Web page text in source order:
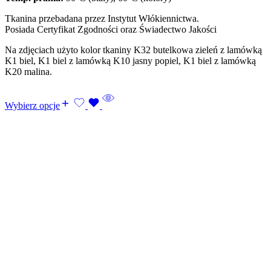
Tkanina przebadana przez Instytut Włókiennictwa.
Posiada Certyfikat Zgodności oraz Świadectwo Jakości
Na zdjęciach użyto kolor tkaniny K32 butelkowa zieleń z lamówką
K1 biel, K1 biel z lamówką K10 jasny popiel, K1 biel z lamówką
K20 malina.
Wybierz opcje